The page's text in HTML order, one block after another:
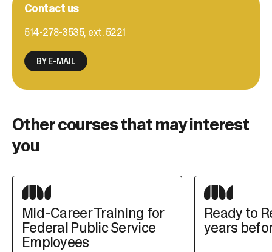
Contact us
514-278-3535, ext. 5221
BY E-MAIL
Other courses that may interest
you
Mid-Career Training for
Federal Public Service
Employees
Ready to
years